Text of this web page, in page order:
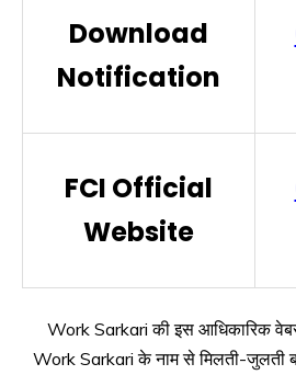
Download
Notification
FCI Official
Website
Work Sarkari की इस आधिकारिक
Work Sarkari के नाम से मिलती-जुलती